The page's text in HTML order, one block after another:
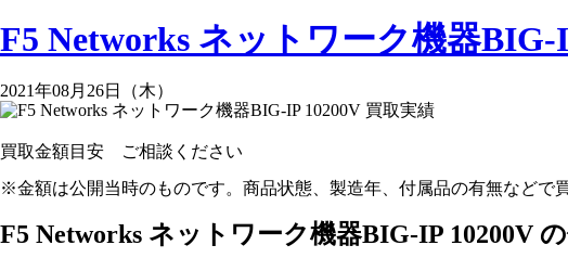
F5 Networks ネットワーク機器BIG-
2021年08月26日（木）
買取金額目安
ご相談ください
※金額は公開当時のものです。商品状態、製造年、付属品の有無などで
F5 Networks ネットワーク機器BIG-IP 10200V